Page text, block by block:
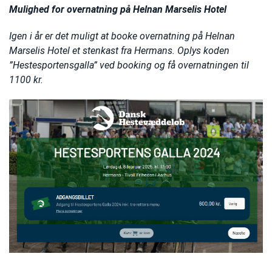
Mulighed for overnatning på Helnan Marselis Hotel
Igen i år er det muligt at booke overnatning på Helnan
Marselis Hotel et stenkast fra Hermans. Oplys koden
”Hestesportensgalla” ved booking og få overnatningen til
1100 kr.